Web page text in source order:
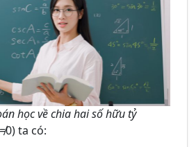
học về chia hai số hữu tỷ
ta có: